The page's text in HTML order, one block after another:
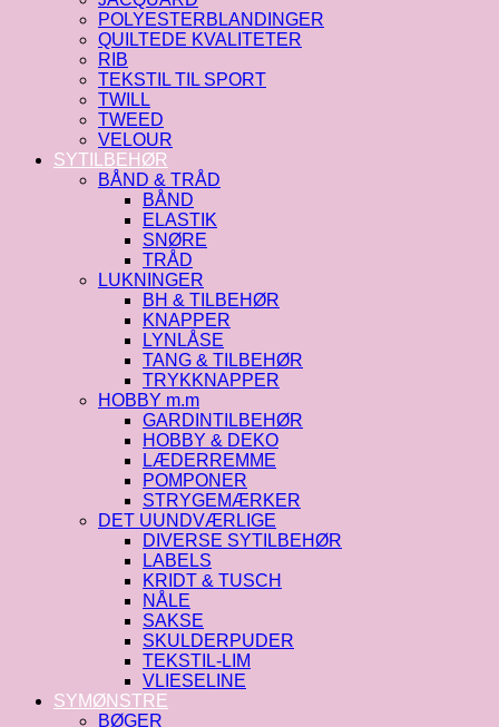
POLYESTERBLANDINGER
QUILTEDE KVALITETER
RIB
TEKSTIL TIL SPORT
TWILL
TWEED
VELOUR
SYTILBEHØR
BÅND & TRÅD
BÅND
ELASTIK
SNØRE
TRÅD
LUKNINGER
BH & TILBEHØR
KNAPPER
LYNLÅSE
TANG & TILBEHØR
TRYKKNAPPER
HOBBY m.m
GARDINTILBEHØR
HOBBY & DEKO
LÆDERREMME
POMPONER
STRYGEMÆRKER
DET UUNDVÆRLIGE
DIVERSE SYTILBEHØR
LABELS
KRIDT & TUSCH
NÅLE
SAKSE
SKULDERPUDER
TEKSTIL-LIM
VLIESELINE
SYMØNSTRE
BØGER